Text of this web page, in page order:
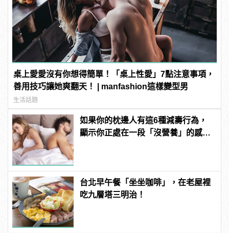
桌上愛愛沒有你想得簡單！「桌上性愛」7點注意事項，
善用技巧讓她爽翻天！ | manfashion這樣變型男
生活話題
如果你的枕邊人有這6種減壽行為，
顯示你正處在一段「沒營養」的感情
台北早午餐「坐坐咖啡」，在老屋裡
吃九層塔三明治！